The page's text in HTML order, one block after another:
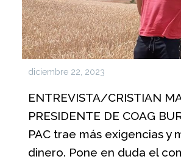
diciembre 22, 2023
ENTREVISTA/CRISTIAN
PRESIDENTE DE COAG
PAC trae más exigencias y
dinero. Pone en duda el